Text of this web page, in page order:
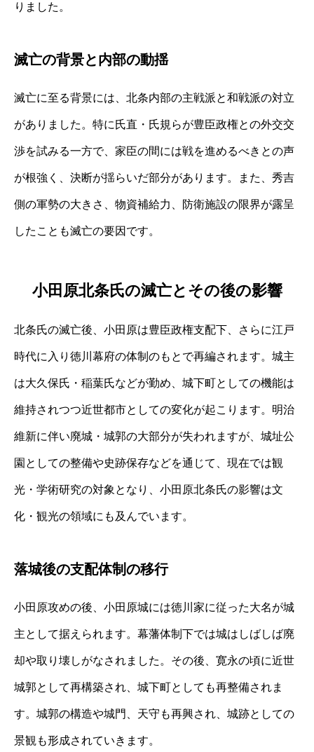
りました。
滅亡の背景と内部の動揺
滅亡に至る背景には、北条内部の主戦派と和戦派の対立
がありました。特に氏直・氏規らが豊臣政権との外交交
渉を試みる一方で、家臣の間には戦を進めるべきとの声
が根強く、決断が揺らいだ部分があります。また、秀吉
側の軍勢の大きさ、物資補給力、防衛施設の限界が露呈
したことも滅亡の要因です。
小田原北条氏の滅亡とその後の影響
北条氏の滅亡後、小田原は豊臣政権支配下、さらに江戸
時代に入り徳川幕府の体制のもとで再編されます。城主
は大久保氏・稲葉氏などが勤め、城下町としての機能は
維持されつつ近世都市としての変化が起こります。明治
維新に伴い廃城・城郭の大部分が失われますが、城址公
園としての整備や史跡保存などを通じて、現在では観
光・学術研究の対象となり、小田原北条氏の影響は文
化・観光の領域にも及んでいます。
落城後の支配体制の移行
小田原攻めの後、小田原城には徳川家に従った大名が城
主として据えられます。幕藩体制下では城はしばしば廃
却や取り壊しがなされました。その後、寛永の頃に近世
城郭として再構築され、城下町としても再整備されま
す。城郭の構造や城門、天守も再興され、城跡としての
景観も形成されていきます。